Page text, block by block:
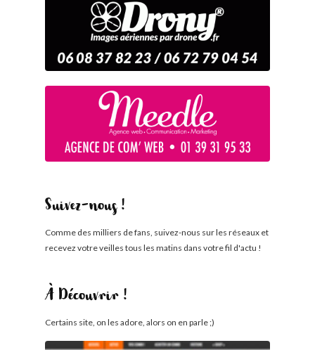
Suivez-nous !
Comme des milliers de fans, suivez-nous sur les réseaux et
recevez votre veilles tous les matins dans votre fil d'actu !
À Découvrir !
Certains site, on les adore, alors on en parle ;)